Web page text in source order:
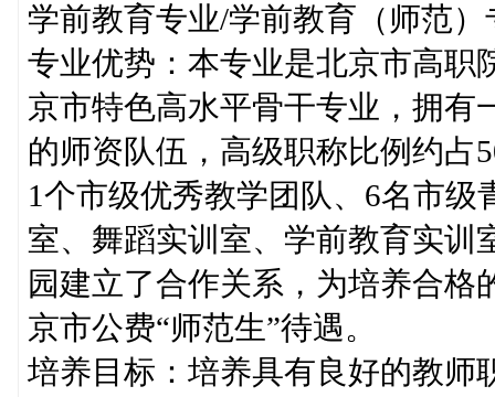
学前教育专业/学前教育（师范）
专业优势：本专业是北京市高职
京市特色高水平骨干专业，拥有
的师资队伍，高级职称比例约占
1个市级优秀教学团队、6名市
室、舞蹈实训室、学前教育实训
园建立了合作关系，为培养合
京市公费“师范生”待遇。
培养目标：培养具有良好的教师